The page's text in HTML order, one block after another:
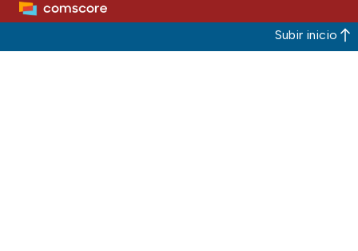
Subir inicio